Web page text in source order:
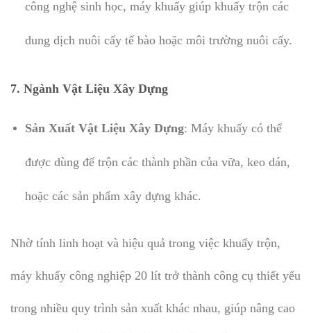
công nghệ sinh học, máy khuấy giúp khuấy trộn các
dung dịch nuôi cấy tế bào hoặc môi trường nuôi cấy.
7. Ngành Vật Liệu Xây Dựng
Sản Xuất Vật Liệu Xây Dựng: Máy khuấy có thể
được dùng để trộn các thành phần của vữa, keo dán,
hoặc các sản phẩm xây dựng khác.
Nhờ tính linh hoạt và hiệu quả trong việc khuấy trộn,
máy khuấy công nghiệp 20 lít trở thành công cụ thiết yếu
trong nhiều quy trình sản xuất khác nhau, giúp nâng cao